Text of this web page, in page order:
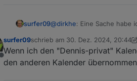
surfer09@dirkhe: Eine Sache habe
Offline
surfer09schrieb am 30. Dez. 2024, 20:44
zuletzt editiert von surfer09
Wenn ich den "Dennis-privat"
den anderen Kalender